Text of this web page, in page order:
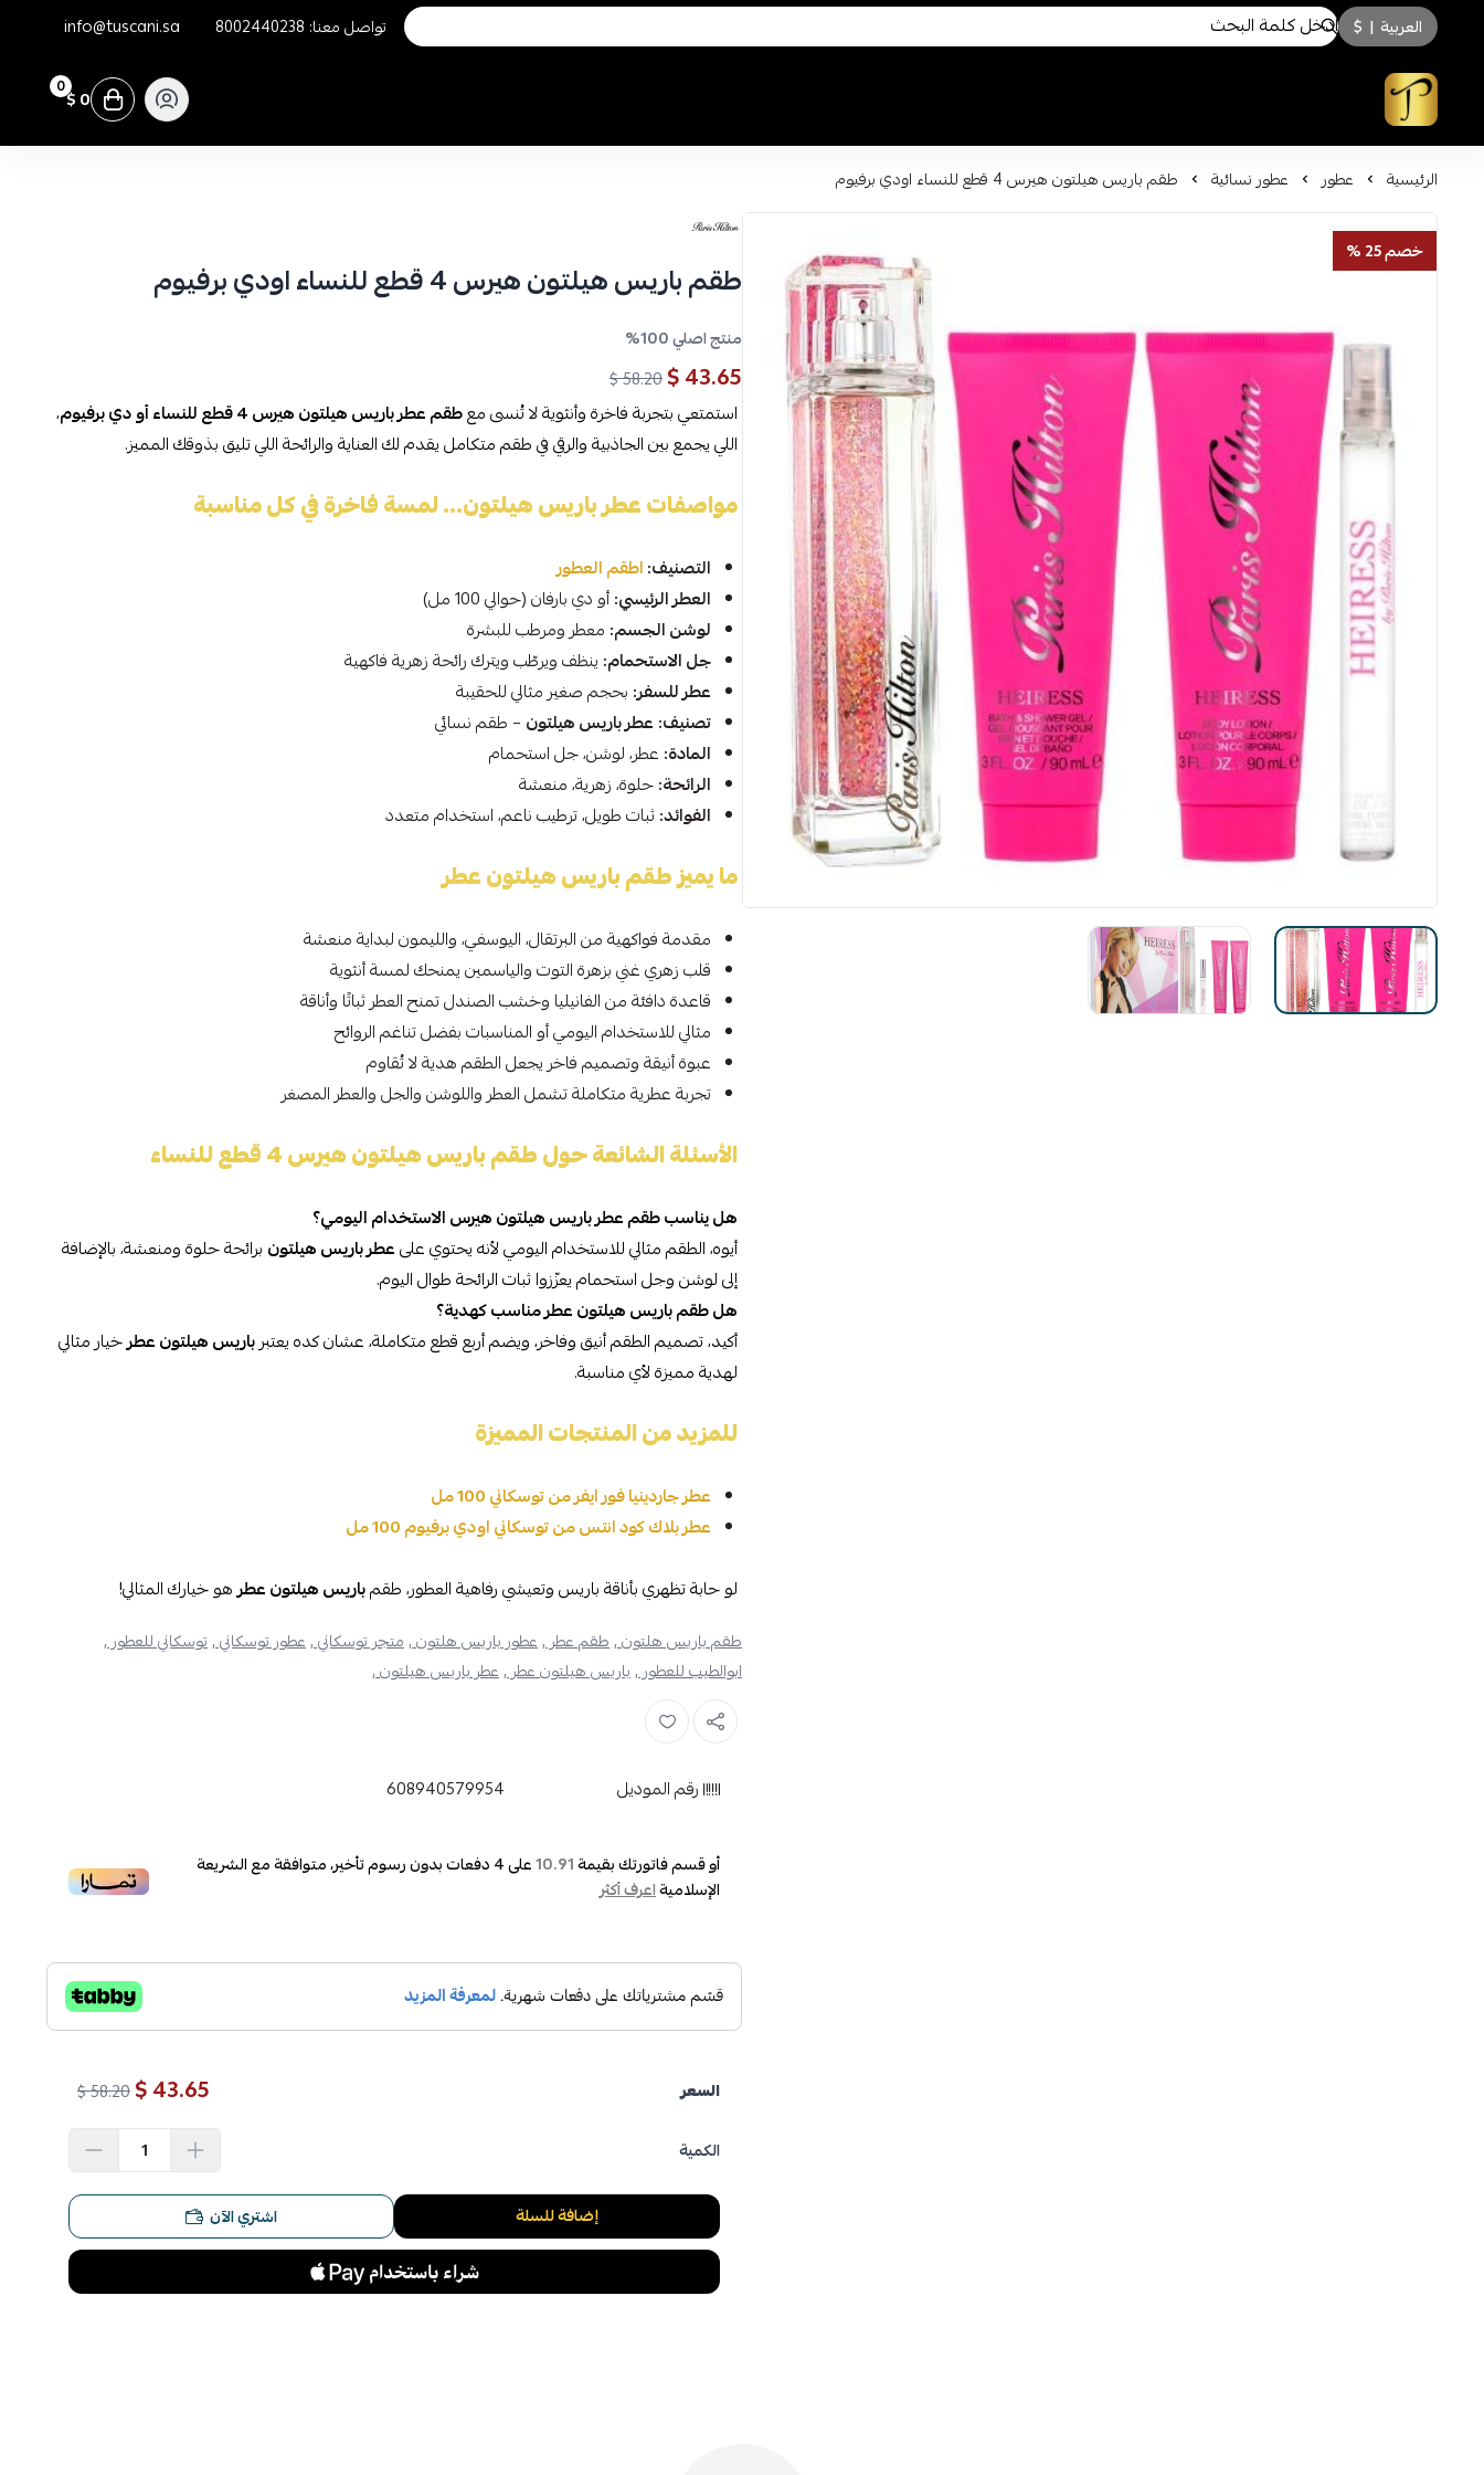
العربية |
$ تواصل معنا: 8002440238
info@tuscani.sa
توسكاني للعطور
0 0 $
الرئيسية عطور عطور نسائية طقم باريس هيلتون هيرس 4 قطع للنساء اودي برفيوم
خصم 25 %
طقم باريس هيلتون هيرس 4 قطع للنساء اودي برفيوم
منتج اصلي 100%
43.65 $
58.20 $
استمتعي بتجربة فاخرة وأنثوية لا تُنسى معطقم عطر باريس هيلتون هيرس 4 قطع للنساء أو دي برفيوم
،
اللي يجمع بين الجاذبية والرقي في طقم متكامل يقدم لك العناية والرائحة اللي تليق بذوقك المميز.
مواصفات عطر باريس هيلتون... لمسة فاخرة في كل مناسبة
التصنيف:اطقم العطور
العطر الرئيسي:أو دي بارفان (حوالي 100 مل)
لوشن الجسم: معطر ومرطب للبشرة
جل الاستحمام: ينظف ويرطّب ويترك رائحة زهرية فاكهية
عطر للسفر: بحجم صغير مثالي للحقيبة
تصنيف: عطر باريس هيلتون – طقم نسائي
المادة: عطر، لوشن، جل استحمام
الرائحة:حلوة، زهرية، منعشة
الفوائد:ثبات طويل، ترطيب ناعم، استخدام متعدد
ما يميز طقم باريس هيلتون عطر
مقدمة فواكهية من البرتقال، اليوسفي، والليمون لبداية منعشة
قلب زهري غني بزهرة التوت والياسمين يمنحك لمسة أنثوية
قاعدة دافئة من الفانيليا وخشب الصندل تمنح العطر ثباتًا وأناقة
مثالي للاستخدام اليومي أو المناسبات بفضل تناغم الروائح
عبوة أنيقة وتصميم فاخر يجعل الطقم هدية لا تُقاوم
تجربة عطرية متكاملة تشمل العطر واللوشن والجل والعطر المصغر
الأسئلة الشائعة حول طقم باريس هيلتون هيرس 4 قطع للنساء
هل يناسب طقم عطر باريس هيلتون هيرس الاستخدام اليومي؟
أيوه، الطقم مثالي للاستخدام اليومي لأنه يحتوي علىعطر باريس هيلتون برائحة حلوة ومنعشة، بالإضافة
إلى لوشن وجل استحمام يعزّزوا ثبات الرائحة طوال اليوم.
هل طقم باريس هيلتون عطر مناسب كهدية؟
أكيد، تصميم الطقم أنيق وفاخر، ويضم أربع قطع متكاملة، عشان كده يعتبرباريس هيلتون عطرخيار مثالي
لهدية مميزة لأي مناسبة.
للمزيد من المنتجات المميزة
عطر جاردينيا فور ايفر من توسكاني 100 مل
عطر بلاك كود انتس من توسكاني اودي برفيوم 100 مل
لو حابة تظهري بأناقة باريس وتعيشي رفاهية العطور، طقمباريس هيلتون عطرهو خيارك المثالي!
طقم باريس هلتون ,طقم عطر ,عطور باريس هلتون ,متجر توسكاني ,عطور توسكاني ,توسكاني للعطور ,
ابوالطيب للعطور ,باريس هيلتون عطر ,عطر باريس هيلتون ,
رقم الموديل 608940579954
أو قسم فاتورتك بقيمة10.91على4دفعات بدون رسوم تأخير، متوافقة مع الشريعة
الإسلاميةاعرف أكثر
السعر 43.65 $
58.20 $
الكمية
إضافة للسلة اشتري الآن